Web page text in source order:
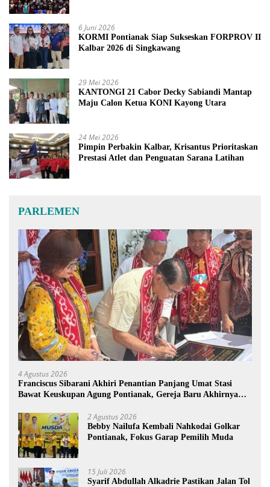
6 Juni 2026
KORMI Pontianak Siap Sukseskan FORPROV II
Kalbar 2026 di Singkawang
29 Mei 2026
KANTONGI 21 Cabor Decky Sabiandi Mantap
Maju Calon Ketua KONI Kayong Utara
24 Mei 2026
Pimpin Perbakin Kalbar, Krisantus Prioritaskan
Prestasi Atlet dan Penguatan Sarana Latihan
PARLEMEN
4 Agustus 2026
Franciscus Sibarani Akhiri Penantian Panjang Umat Stasi
Bawat Keuskupan Agung Pontianak, Gereja Baru Akhirnya
2 Agustus 2026
Bebby Nailufa Kembali Nahkodai Golkar
Pontianak, Fokus Garap Pemilih Muda
15 Juli 2026
Syarif Abdullah Alkadrie Pastikan Jalan Tol